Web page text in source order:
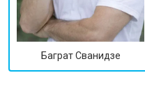
Баграт Сванидзе